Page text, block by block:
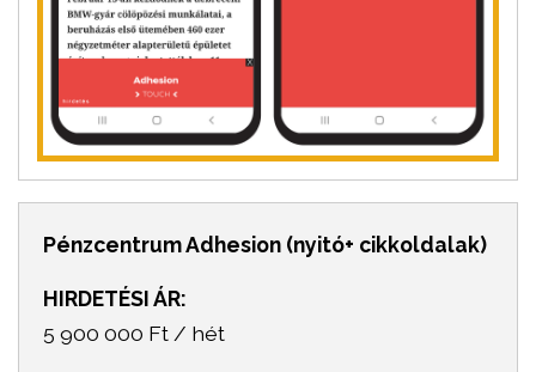
Pénzcentrum Adhesion (nyitó+ cikkoldalak)
HIRDETÉSI ÁR:
5 900 000 Ft / hét